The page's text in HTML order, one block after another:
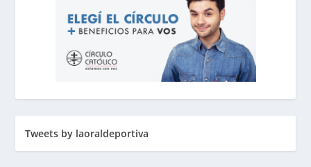
Tweets by laoraldeportiva